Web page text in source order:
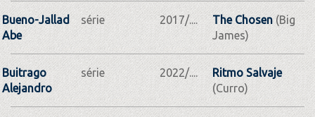
Bueno-Jallad
Abe
série 2017/.... The Chosen(Big
James)
Buitrago
Alejandro
série 2022/....
Ritmo Salvaje
(Curro)